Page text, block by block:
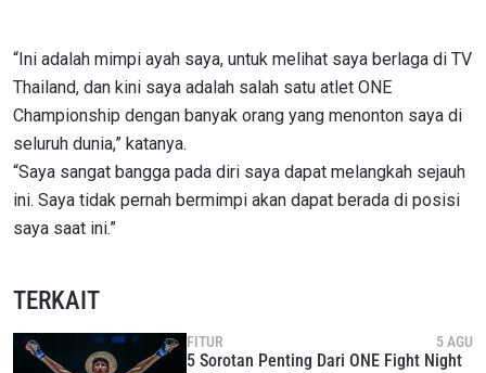
“Ini adalah mimpi ayah saya, untuk melihat saya berlaga di TV
Thailand, dan kini saya adalah salah satu atlet ONE
Championship dengan banyak orang yang menonton saya di
seluruh dunia,” katanya.
“Saya sangat bangga pada diri saya dapat melangkah sejauh
ini. Saya tidak pernah bermimpi akan dapat berada di posisi
saya saat ini.”
TERKAIT
FITUR 5 AGU
5 Sorotan Penting Dari ONE Fight Night
IKUTI PERKEMBANGAN TERBARU
Bawa ONE Championship kemana pun anda pergi!
Daftar sekarang untuk mendapat akses ke berita
terbaru, tawaran spesial, dan akses awal untuk kursi
terbaik di gelaran langsung kami.